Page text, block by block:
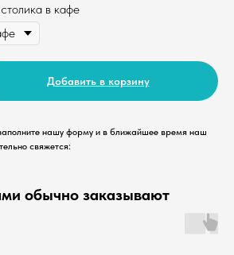
в кафе
Добавить в корзину
нашу форму и в ближайшее время наш
свяжется:
обычно заказывают